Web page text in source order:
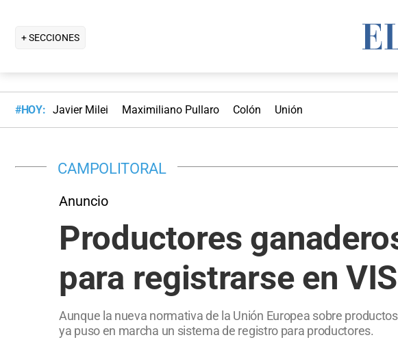
+ SECCIONES
#HOY: Javier Milei Maximiliano Pullaro Colón Unión
CAMPOLITORAL
Anuncio
Productores
para registrarse en
Aunque la nueva normativa de la Unión Europea sobre
ya puso en marcha un sistema de registro para productores.